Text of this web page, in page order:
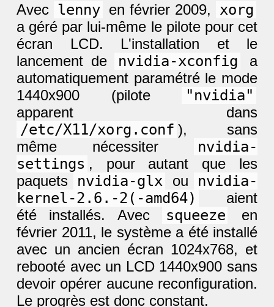
Avec lenny en février 2009, xorg
a géré par lui-même le pilote pour cet
écran LCD. L'installation et le
lancement de
nvidia-xconfig
a
automatiquement paramétré le mode
1440x900 (pilote
"nvidia"
apparent dans
/etc/X11/xorg.conf ), sans
même nécessiter
nvidia-
settings , pour autant que les
paquets
nvidia-glx ou
nvidia-
kernel-2.6.-2(-amd64)
aient
été installés. Avec
squeeze
en
février 2011, le système a été installé
avec un ancien écran 1024x768, et
rebooté avec un LCD 1440x900 sans
devoir opérer aucune reconfiguration.
Le progrès est donc constant.